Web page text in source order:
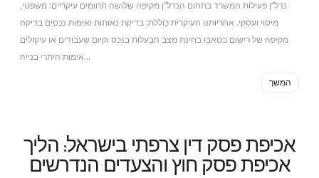
נדל”ן פעילות המשרד בתחום הנדל”ן מקיפה שלושה תחומים עיקריים: משפטי,
מיסוי ועסקי. אחריותנו העיקרית כוללת: בדיקת נאותות ואימות נכסים בדיקה
מקיפה של רישום בטאבו בחינת מצב הבעלות בנכס וקיום שעבודים או עיקולים
אימות היתרי בנייה...
המשך
אכיפת פסק דין צרפתי בישראל: הליך
אכיפת פסק חוץ והצעדים הנדרשים